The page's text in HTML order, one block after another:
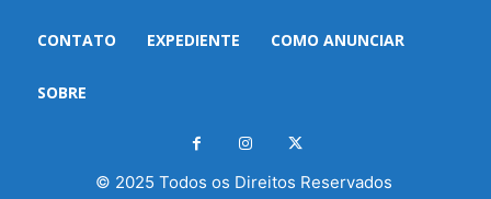
CONTATO EXPEDIENTE COMO ANUNCIAR
SOBRE
© 2025 Todos os Direitos Reservados